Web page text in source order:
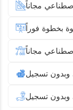
مجاناً
مجاناً